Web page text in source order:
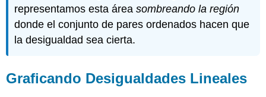
representamos esta áreasombreando la región
donde el conjunto de pares ordenados hacen que
la desigualdad sea cierta.
Graficando Desigualdades Lineales